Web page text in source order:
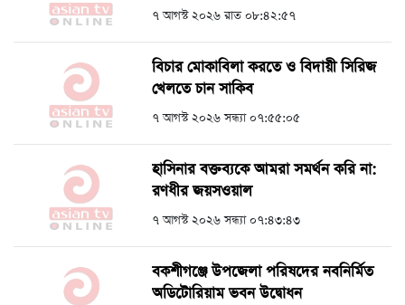
৭ আগস্ট ২০২৬ রাত ০৮:৪২:৫৭
বিচার মোকাবিলা করতে ও বিদায়ী সিরিজ
খেলতে চান সাকিব
৭ আগস্ট ২০২৬ সন্ধ্যা ০৭:৫৫:০৫
হাসিনার বক্তব্যকে আমরা সমর্থন করি না:
রণধীর জয়সওয়াল
৭ আগস্ট ২০২৬ সন্ধ্যা ০৭:৪৩:৪৩
বকশীগঞ্জে উপজেলা পরিষদের নবনির্মিত
অডিটোরিয়াম ভবন উদ্বোধন